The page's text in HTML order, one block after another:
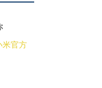
米官方